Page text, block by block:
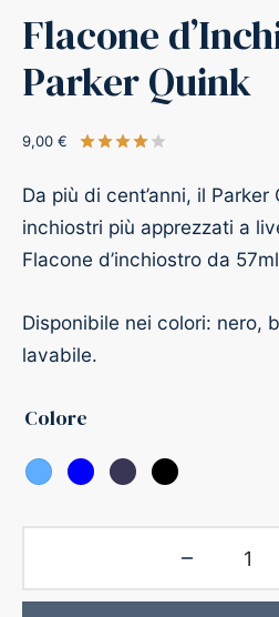
Flacone
Parker Quink
9,00 €
Da più di cent’anni, il
inchiostri più apprezzati a
Flacone d’inchiostro da
Disponibile nei colori: nero,
lavabile.
Colore
Matic
Astronaut Space Pen
Space Pen
pressurizzato
Castell